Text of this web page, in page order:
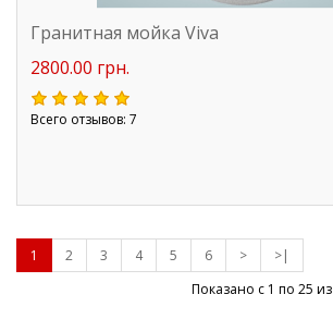
Гранитная мойка Viva
2800.00 грн.
Всего отзывов: 7
1 2 3 4 5 6 >
>|
Показано с 1 по 25 из